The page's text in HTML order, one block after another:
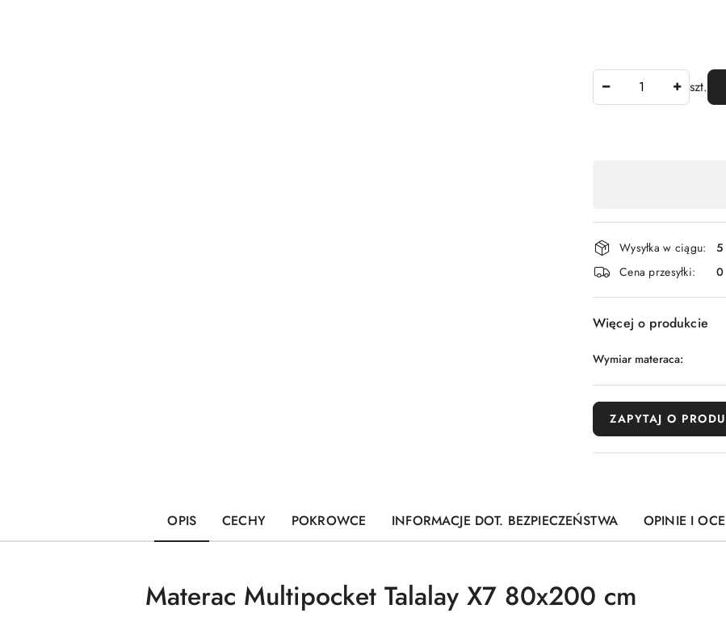
szt.
płatność
i
dostawa
Wysyłka w ciągu:
5
Cena przesyłki:
0
Więcej o produkcie
Wymiar materaca:
ZAPYTAJ O
OPIS CECHY POKROWCE INFORMACJE DOT. BEZPIECZEŃSTWA OPINIE I
Materac Multipocket Talalay X7 80x200 cm